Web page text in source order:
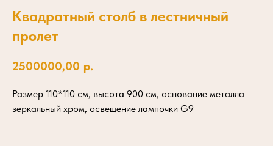
Квадратный столб в лестничный
пролет
2500000,00 р.
Размер 110*110 см, высота 900 см, основание металла
зеркальный хром, освещение лампочки G9